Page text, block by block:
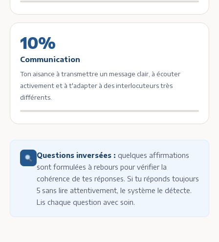
10%
Communication
Ton aisance à transmettre un message clair, à écouter
activement et à t'adapter à des interlocuteurs très
différents.
Questions inversées : quelques affirmations
sont formulées à rebours pour vérifier la
cohérence de tes réponses. Si tu réponds toujours
5 sans lire attentivement, le système le détecte.
Lis chaque question avec soin.